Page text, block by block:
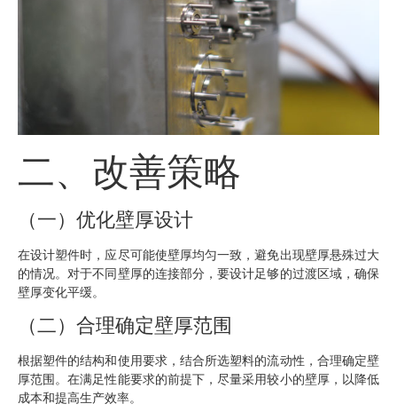
二、改善策略
（一）优化壁厚设计
在设计塑件时，应尽可能使壁厚均匀一致，避免出现壁厚悬殊过大
的情况。对于不同壁厚的连接部分，要设计足够的过渡区域，确保
壁厚变化平缓。
（二）合理确定壁厚范围
根据塑件的结构和使用要求，结合所选塑料的流动性，合理确定壁
厚范围。在满足性能要求的前提下，尽量采用较小的壁厚，以降低
成本和提高生产效率。